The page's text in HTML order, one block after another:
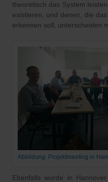
theoretisch das System
existieren, und denen, die
erkennen soll, unterscheiden
Abbildung: Projektmeeting in
Ebenfalls wurde in